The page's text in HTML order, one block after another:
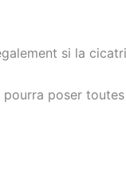
si la
poser